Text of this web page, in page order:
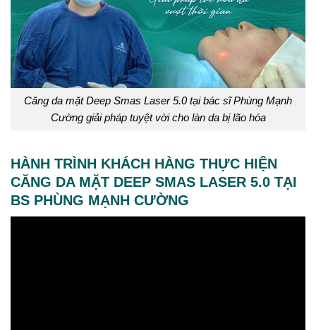
Căng da mặt Deep Smas Laser 5.0 tại bác sĩ Phùng Mạnh
Cường giải pháp tuyệt vời cho làn da bị lão hóa
HÀNH TRÌNH KHÁCH HÀNG THỰC HIỆN
CĂNG DA MẶT DEEP SMAS LASER 5.0 TẠI
BS PHÙNG MẠNH CƯỜNG